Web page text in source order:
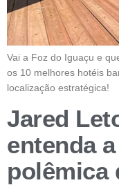
Vai a Foz do Iguaçu e
os 10 melhores hotéis
localização estratégica!
Jared
entenda
polêmica